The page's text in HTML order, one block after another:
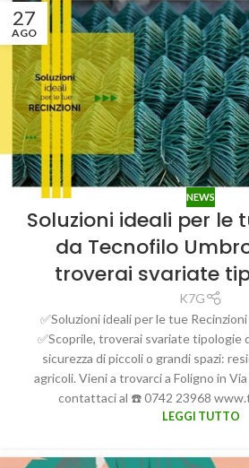
27
AGO
NEWS
Soluzioni ideali per le
da Tecnofilo
troverai svariate
K7G
✅Soluzioni ideali per le tue
✅Scoprile, troverai svariate tipologie
sicurezza di piccoli o grandi spazi:
agricoli. Vieni a trovarci a Foligno in
contattaci al ☎️ 0742 23968
LEGGI TUTTO